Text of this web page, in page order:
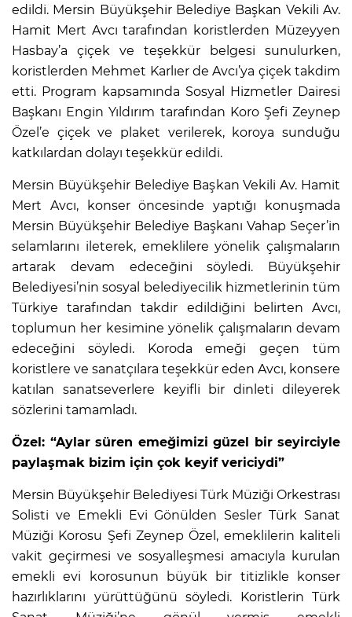
edildi. Mersin Büyükşehir Belediye Başkan Vekili Av.
Hamit Mert Avcı tarafından koristlerden Müzeyyen
Hasbay’a çiçek ve teşekkür belgesi sunulurken,
koristlerden Mehmet Karlıer de Avcı’ya çiçek takdim
etti. Program kapsamında Sosyal Hizmetler Dairesi
Başkanı Engin Yıldırım tarafından Koro Şefi Zeynep
Özel’e çiçek ve plaket verilerek, koroya sunduğu
katkılardan dolayı teşekkür edildi.
Mersin Büyükşehir Belediye Başkan Vekili Av. Hamit
Mert Avcı, konser öncesinde yaptığı konuşmada
Mersin Büyükşehir Belediye Başkanı Vahap Seçer’in
selamlarını ileterek, emeklilere yönelik çalışmaların
artarak devam edeceğini söyledi. Büyükşehir
Belediyesi’nin sosyal belediyecilik hizmetlerinin tüm
Türkiye tarafından takdir edildiğini belirten Avcı,
toplumun her kesimine yönelik çalışmaların devam
edeceğini söyledi. Koroda emeği geçen tüm
koristlere ve sanatçılara teşekkür eden Avcı, konsere
katılan sanatseverlere keyifli bir dinleti dileyerek
sözlerini tamamladı.
Özel: “Aylar süren emeğimizi güzel bir seyirciyle
paylaşmak bizim için çok keyif vericiydi”
Mersin Büyükşehir Belediyesi Türk Müziği Orkestrası
Solisti ve Emekli Evi Gönülden Sesler Türk Sanat
Müziği Korosu Şefi Zeynep Özel, emeklilerin kaliteli
vakit geçirmesi ve sosyalleşmesi amacıyla kurulan
emekli evi korosunun büyük bir titizlikle konser
hazırlıklarını yürüttüğünü söyledi. Koristlerin Türk